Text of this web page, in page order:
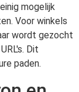
mogelijk
Voor winkels
wordt gezocht
Dit
paden.